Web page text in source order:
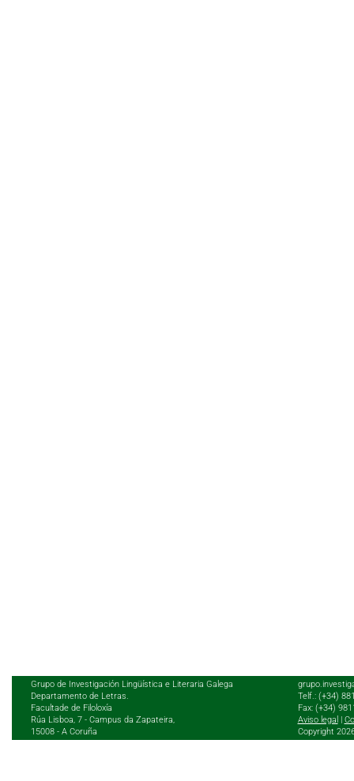
Grupo de Investigación Lingüística e Literaria Galega
Departamento de Letras.
Facultade de Filoloxía
Rúa Lisboa, 7 - Campus da Zapateira,
15008 - A Coruña
Telf.: (+34)
Fax: (+34)
Aviso legal
Copyright